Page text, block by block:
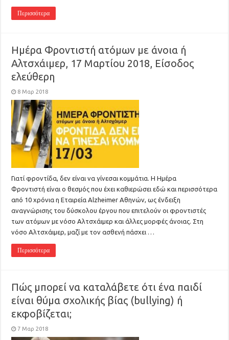
Περισσότερα
Ημέρα Φροντιστή ατόμων με άνοια ή
Αλτσχάιμερ, 17 Μαρτίου 2018, Είσοδος
ελεύθερη
8 Μαρ 2018
Γιατί φροντίδα, δεν είναι να γίνεσαι κομμάτια. Η Ημέρα
Φροντιστή είναι o θεσμός που έχει καθιερώσει εδώ και περισσότερα
από 10 χρόνια η Εταιρεία Alzheimer Αθηνών, ως ένδειξη
αναγνώρισης του δύσκολου έργου που επιτελούν οι φροντιστές
των ατόμων με νόσο Αλτσχάιμερ και άλλες μορφές άνοιας. Στη
νόσο Αλτσχάιμερ, μαζί με τον ασθενή πάσχει …
Περισσότερα
Πώς μπορεί να καταλάβετε ότι ένα παιδί
είναι θύμα σχολικής βίας (bullying) ή
εκφοβίζεται;
7 Μαρ 2018